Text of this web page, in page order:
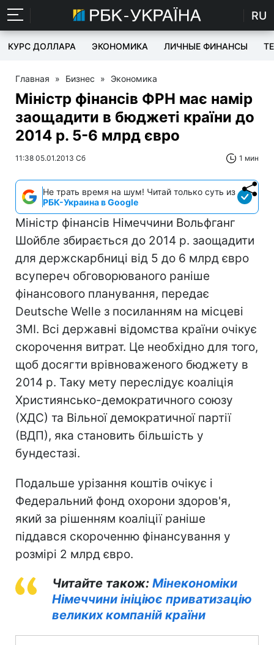
RU
КУРС ДОЛЛАРА ЭКОНОМИКА ЛИЧНЫЕ ФИНАНСЫ
Главная » Бизнес » Экономика
Міністр фінансів ФРН має намір
заощадити в бюджеті країни до
2014 р. 5-6 млрд євро
11:38 05.01.2013 Сб 1 мин
Не трать время на шум! Читай только суть из
РБК-Украина в Google
Міністр фінансів Німеччини Вольфганг
Шойбле збирається до 2014 р. заощадити
для держскарбниці від 5 до 6 млрд євро
всупереч обговорюваного раніше
фінансового планування, передає
Deutsche Welle з посиланням на місцеві
ЗМІ. Всі державні відомства країни очікує
скорочення витрат. Це необхідно для того,
щоб досягти врівноваженого бюджету в
2014 р. Таку мету переслідує коаліція
Християнсько-демократичного союзу
(ХДС) та Вільної демократичної партії
(ВДП), яка становить більшість у
бундестазі.
Подальше урізання коштів очікує і
Федеральний фонд охорони здоров'я,
який за рішенням коаліції раніше
піддався скороченню фінансування у
розмірі 2 млрд євро.
Читайте також: Мінекономіки
Німеччини ініціює приватизацію
великих компаній країни